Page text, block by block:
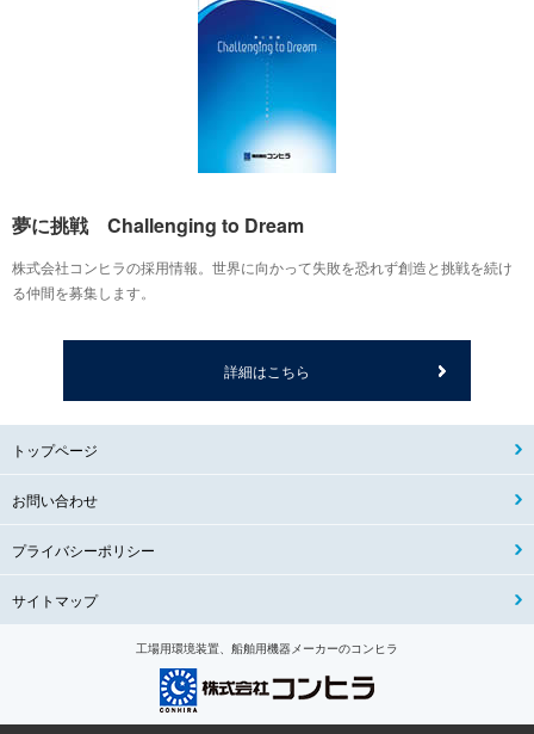
夢に挑戦 Challenging to Dream
株式会社コンヒラの採用情報。世界に向かって失敗を恐れず創造と挑戦を続け
る仲間を募集します。
詳細はこちら
トップページ
お問い合わせ
プライバシーポリシー
サイトマップ
工場用環境装置、船舶用機器メーカーのコンヒラ